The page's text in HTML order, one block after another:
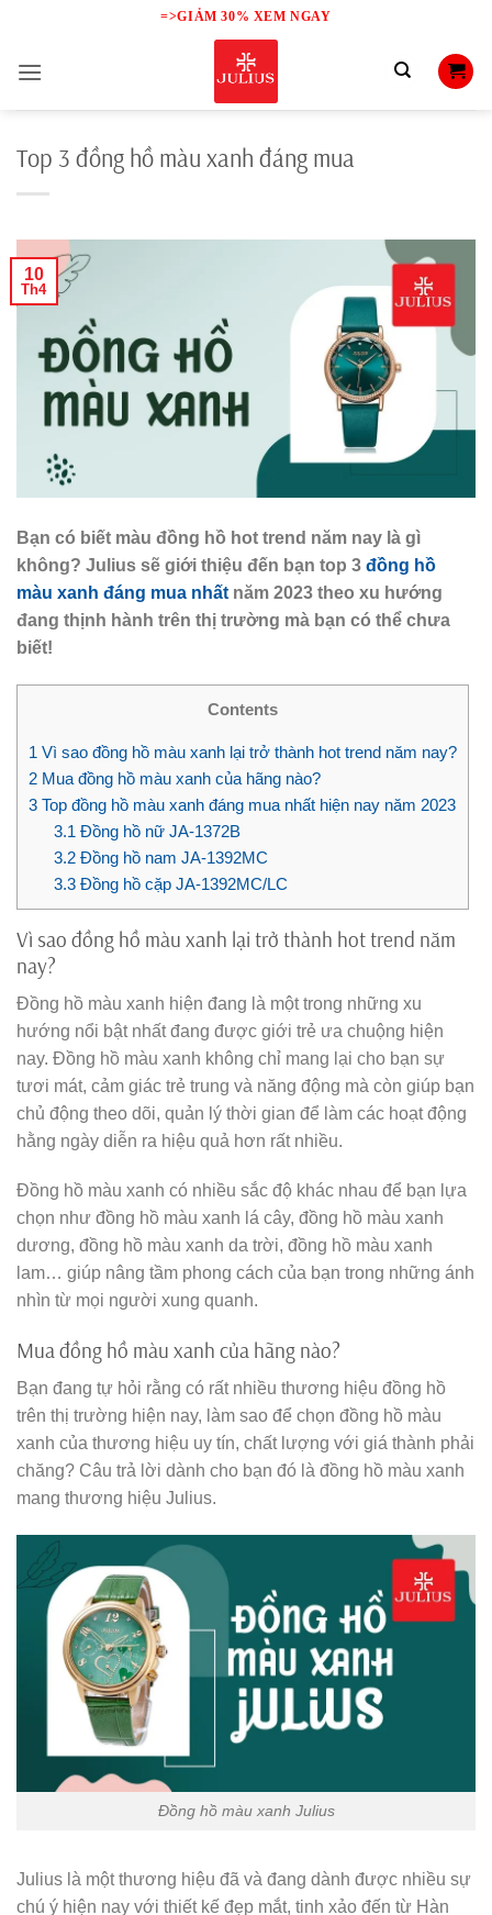
content
=>GIẢM 30% XEM NGAY
Top 3 đồng hồ màu xanh đáng mua
10
Th4
Bạn có biết màu đồng hồ hot trend năm nay là gì
không? Julius sẽ giới thiệu đến bạn top 3 đồng hồ
màu xanh đáng mua nhất năm 2023 theo xu hướng
đang thịnh hành trên thị trường mà bạn có thể chưa
biết!
Contents
1 Vì sao đồng hồ màu xanh lại trở thành hot trend năm nay?
2 Mua đồng hồ màu xanh của hãng nào?
3 Top đồng hồ màu xanh đáng mua nhất hiện nay năm 2023
3.1 Đồng hồ nữ JA-1372B
3.2Đồng hồ nam JA-1392MC
3.3Đồng hồ cặp JA-1392MC/LC
Vì sao đồng hồ màu xanh lại trở thành hot trend năm
nay?
Đồng hồ màu xanh hiện đang là một trong những xu
hướng nổi bật nhất đang được giới trẻ ưa chuộng hiện
nay. Đồng hồ màu xanh không chỉ mang lại cho bạn sự
tươi mát, cảm giác trẻ trung và năng động mà còn giúp bạn
chủ động theo dõi, quản lý thời gian để làm các hoạt động
hằng ngày diễn ra hiệu quả hơn rất nhiều.
Đồng hồ màu xanh có nhiều sắc độ khác nhau để bạn lựa
chọn như đồng hồ màu xanh lá cây, đồng hồ màu xanh
dương, đồng hồ màu xanh da trời, đồng hồ màu xanh
lam… giúp nâng tầm phong cách của bạn trong những ánh
nhìn từ mọi người xung quanh.
Mua đồng hồ màu xanh của hãng nào?
Bạn đang tự hỏi rằng có rất nhiều thương hiệu đồng hồ
trên thị trường hiện nay, làm sao để chọn đồng hồ màu
xanh của thương hiệu uy tín, chất lượng với giá thành phải
chăng? Câu trả lời dành cho bạn đó là đồng hồ màu xanh
mang thương hiệu Julius.
Đồng hồ màu xanh Julius
Julius là một thương hiệu đã và đang dành được nhiều sự
chú ý hiện nay với thiết kế đẹp mắt, tinh xảo đến từ Hàn